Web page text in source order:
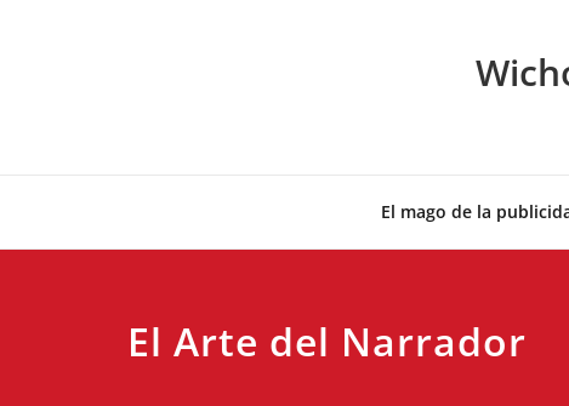
El mago de la
El Arte del Narrador